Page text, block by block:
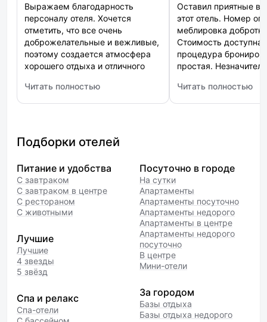
Выражаем благодарность
персоналу отеля. Хочется
отметить, что все очень
доброжелательные и вежливые,
поэтому создается атмосфера
хорошего отдыха и отличного
сделано со вкусом. Приятный
дизайн, новая мебель,
не было,уборка проходила
ежедневно . Была приятно
с хорошей скоростью
и наличием парковки.Огромное
Спасибо всем!
Читать полностью
: Tsar Palace Luxury Hotel & SPA (Царь Палас)
Оставил приятные
этот отель. Номер
меблировка
Стоимость
процедура
простая.
создающие лишний
не существенно.
Читать полностью
: Wawelberg
Подборки отелей
Питание и удобства
С завтраком
С завтраком в центре
С рестораном
С животными
Лучшие
Лучшие
4 звезды
5 звёзд
Спа и релакс
Спа-отели
Посуточно в городе
На сутки
Апартаменты
Апартаменты посуточно
Апартаменты недорого
Апартаменты в центре
Апартаменты недорого
посуточно
В центре
Мини-отели
За городом
Базы отдыха
Базы отдыха недорого